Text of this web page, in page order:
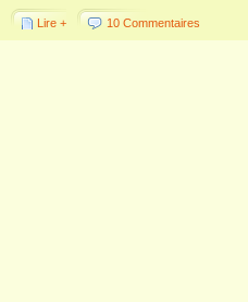
Lire + 10 Commentaires